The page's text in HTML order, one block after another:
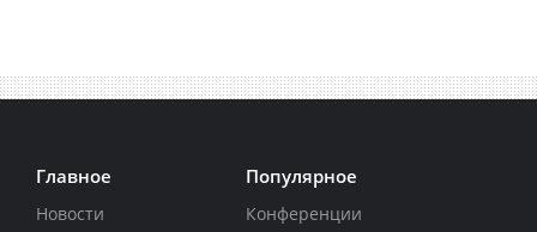
Главное
Новости
Популярное
Конференции